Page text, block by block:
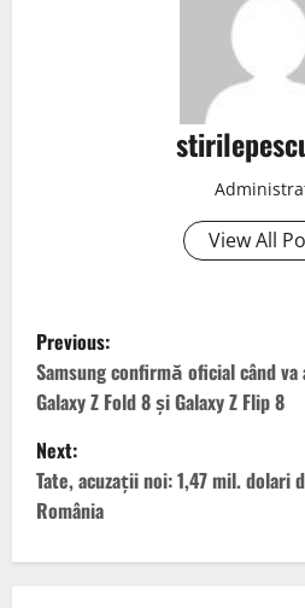
View All
P
o
s
t
n
Previous:
Samsung confirmă oficial când
Galaxy Z Fold 8 și Galaxy Z Flip 8
Next:
Tate, acuzații noi: 1,47 mil. dolari
România